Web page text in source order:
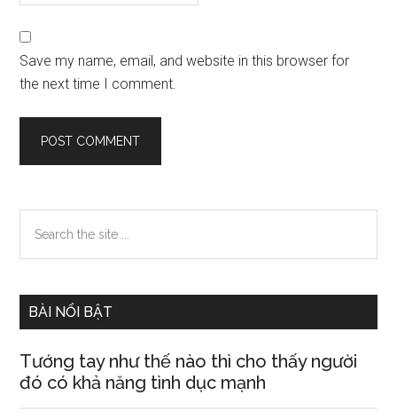
Save my name, email, and website in this browser for
the next time I comment.
Primary
Sidebar
the
BÀI NỔI BẬT
Tướng tay như thế nào thì cho thấy người
đó có khả năng tình dục mạnh